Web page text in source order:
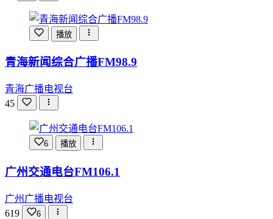
播放
青海新闻综合广播FM98.9
青海广播电视台
45
6 播放
广州交通电台FM106.1
广州广播电视台
619
6